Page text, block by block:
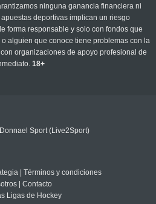
ninguna ganancia financiera ni
deportivas implican un riesgo
forma responsable y solo con fondos que
alguien que conoce tiene problemas con la
organizaciones de apoyo profesional de
18+
Sport (Live2Sport)
| Términos y condiciones
| Contacto
Ligas de Hockey